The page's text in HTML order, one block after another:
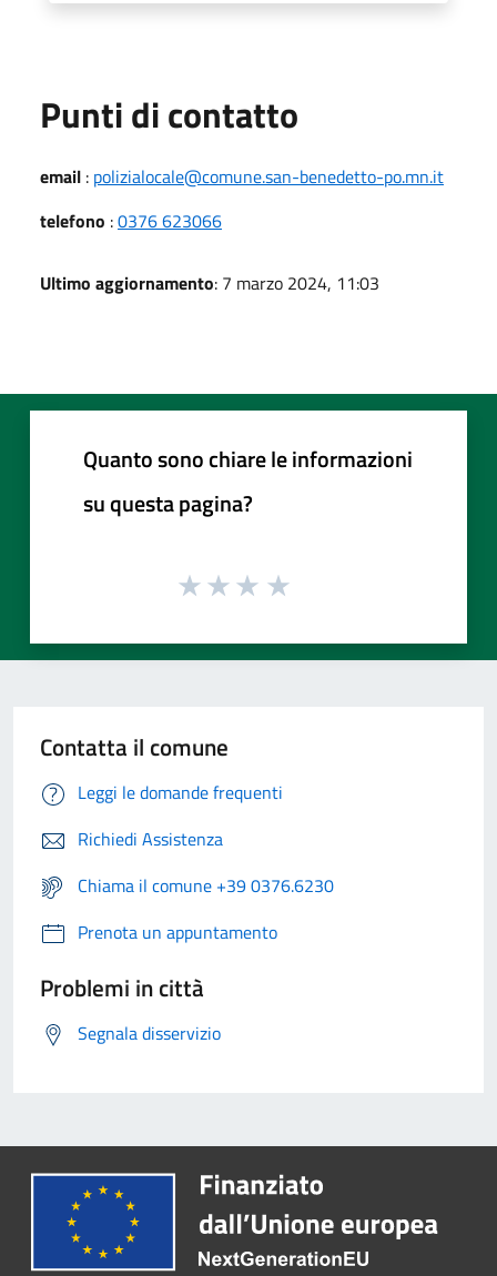
Punti di contatto
email : polizialocale@comune.san-benedetto-po.mn.it
telefono :0376 623066
Ultimo aggiornamento: 7 marzo 2024, 11:03
Quanto sono chiare le informazioni
su questa pagina?
Contatta il comune
Leggi le domande frequenti
Richiedi Assistenza
Chiama il comune +39 0376.6230
Prenota un appuntamento
Problemi in città
Segnala disservizio